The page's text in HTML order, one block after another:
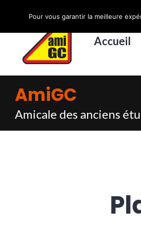
contenu
principal
Accueil
AmiGC
Amicale des anciens
Pour vous garantir la meilleure